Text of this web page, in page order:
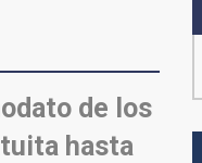
de los
hasta